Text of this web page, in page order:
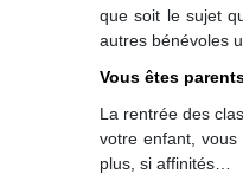
que soit le sujet
autres bénévoles
Vous êtes
La rentrée des
votre enfant,
plus, si affinités…